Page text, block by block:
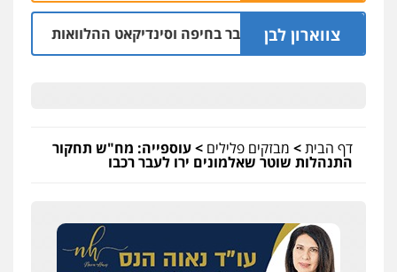
צווארון לבן
יו"ר ש"ס לשעבר בחיפה וסינדיקאט ההלוואות של משפחת
דף הבית> מבזקים פלילים >עוספייה: מח"ש תחקור
התנהלות שוטר שאלמונים ירו לעבר רכבו
שחר לדובסקי, עו"ד
עבירות המתה
דין לענייני אסירים